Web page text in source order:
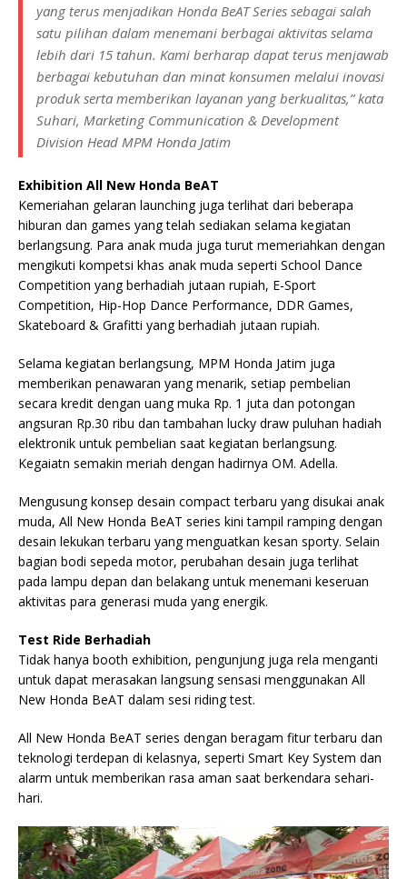
yang terus menjadikan Honda BeAT Series sebagai salah
satu pilihan dalam menemani berbagai aktivitas selama
lebih dari 15 tahun. Kami berharap dapat terus menjawab
berbagai kebutuhan dan minat konsumen melalui inovasi
produk serta memberikan layanan yang berkualitas,” kata
Suhari, Marketing Communication & Development
Division Head MPM Honda Jatim
Exhibition All New Honda BeAT
Kemeriahan gelaran launching juga terlihat dari beberapa
hiburan dan games yang telah sediakan selama kegiatan
berlangsung. Para anak muda juga turut memeriahkan dengan
mengikuti kompetsi khas anak muda seperti School Dance
Competition yang berhadiah jutaan rupiah, E-Sport
Competition, Hip-Hop Dance Performance, DDR Games,
Skateboard & Grafitti yang berhadiah jutaan rupiah.
Selama kegiatan berlangsung, MPM Honda Jatim juga
memberikan penawaran yang menarik, setiap pembelian
secara kredit dengan uang muka Rp. 1 juta dan potongan
angsuran Rp.30 ribu dan tambahan lucky draw puluhan hadiah
elektronik untuk pembelian saat kegiatan berlangsung.
Kegaiatn semakin meriah dengan hadirnya OM. Adella.
Mengusung konsep desain compact terbaru yang disukai anak
muda, All New Honda BeAT series kini tampil ramping dengan
desain lekukan terbaru yang menguatkan kesan sporty. Selain
bagian bodi sepeda motor, perubahan desain juga terlihat
pada lampu depan dan belakang untuk menemani keseruan
aktivitas para generasi muda yang energik.
Test Ride Berhadiah
Tidak hanya booth exhibition, pengunjung juga rela menganti
untuk dapat merasakan langsung sensasi menggunakan All
New Honda BeAT dalam sesi riding test.
All New Honda BeAT series dengan beragam fitur terbaru dan
teknologi terdepan di kelasnya, seperti Smart Key System dan
alarm untuk memberikan rasa aman saat berkendara sehari-
hari.